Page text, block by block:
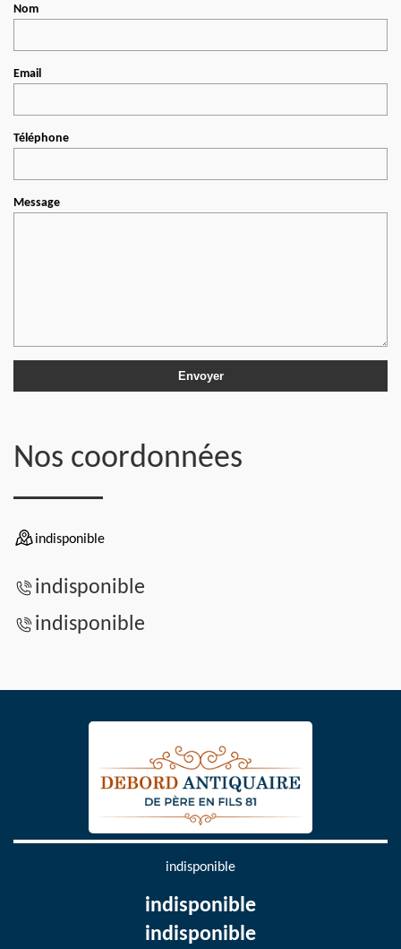
Nom
Email
Téléphone
Message
Nos coordonnées
indisponible
indisponible
indisponible
indisponible
indisponible
indisponible